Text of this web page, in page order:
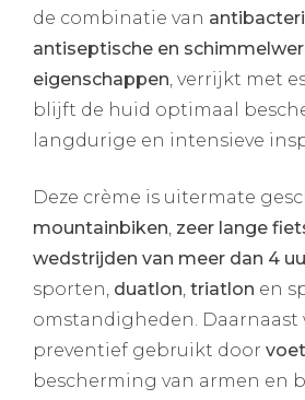
de combinatie van
antiseptische en
eigenschappen, verrijkt met
blijft de huid optimaal
langdurige en intensieve
Deze crème is uitermate
mountainbiken, zeer lange
wedstrijden van meer dan 4
sporten, duatlon, triatlon en
omstandigheden. Daarnaast
preventief gebruikt door
bescherming van armen en